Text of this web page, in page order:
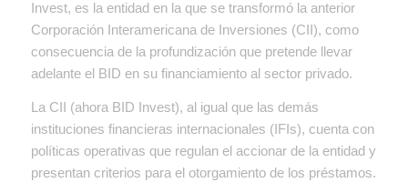
Invest, es la entidad en la que se transformó la anterior
Corporación Interamericana de Inversiones (CII), como
consecuencia de la profundización que pretende llevar
adelante el BID en su financiamiento al sector privado.
La CII (ahora BID Invest), al igual que las demás
instituciones financieras internacionales (IFIs), cuenta con
políticas operativas que regulan el accionar de la entidad y
presentan criterios para el otorgamiento de los préstamos.